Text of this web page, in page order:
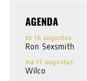
AGENDA
zo 16 augustus
Ron Sexsmith
ma 17 augustus
Wilco